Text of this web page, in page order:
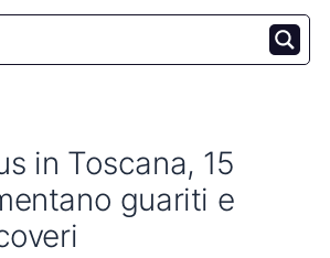
in Toscana, 15
guariti e